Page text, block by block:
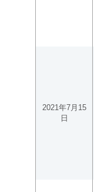
2021年7月15
日